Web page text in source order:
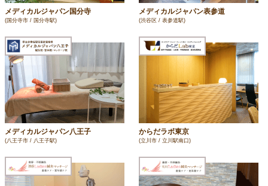
メディカルジャパン国分寺
(国分寺市 / 国分寺駅)
メディカルジャパン表参道
(渋谷区 / 表参道駅)
メディカルジャパン八王子
(八王子市 / 八王子駅)
からだラボ東京
(立川市 / 立川駅南口)